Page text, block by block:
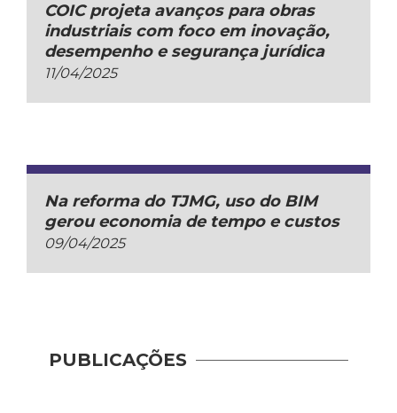
COIC projeta avanços para obras
industriais com foco em inovação,
desempenho e segurança jurídica
11/04/2025
Na reforma do TJMG, uso do BIM
gerou economia de tempo e custos
09/04/2025
PUBLICAÇÕES